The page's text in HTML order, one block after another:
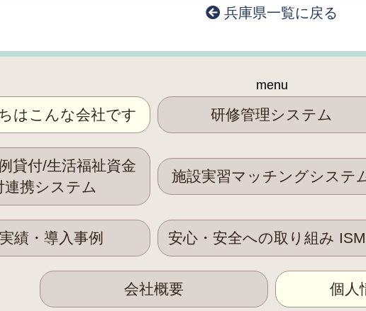
兵庫県一覧に戻る
menu
はこんな会社です 研修管理システム
貸付/生活福祉資金
連携システム
施設実習マッチングシステ
績・導入事例 安心・安全への取り組み
会社概要 個人